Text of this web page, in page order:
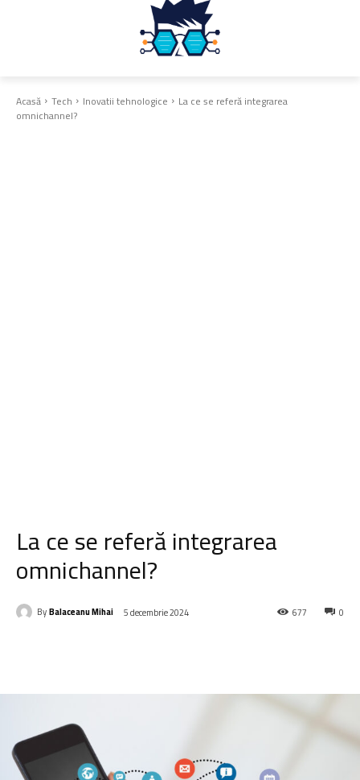
Acasă Tech Inovatii tehnologice La ce se referă integrarea
omnichannel?
La ce se referă integrarea
omnichannel?
ByBalaceanu Mihai 5 decembrie 2024 0
677